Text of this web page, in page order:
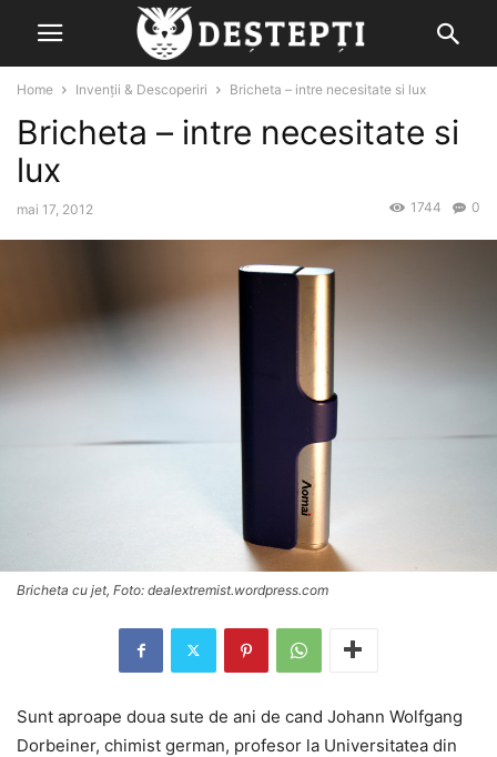
Home Invenții & Descoperiri Bricheta – intre necesitate si lux
Bricheta – intre necesitate si
lux
mai 17, 2012 0
1744
Bricheta cu jet, Foto: dealextremist.wordpress.com
Sunt aproape doua sute de ani de cand Johann Wolfgang
Dorbeiner, chimist german, profesor la Universitatea din